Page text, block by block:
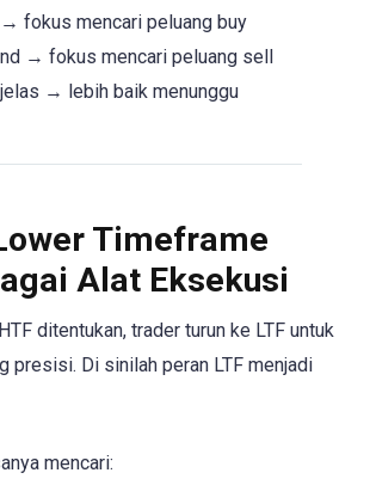
fokus mencari peluang buy
→ fokus mencari peluang sell
→ lebih baik menunggu
Timeframe
Alat Eksekusi
ditentukan, trader turun ke LTF untuk
presisi. Di sinilah peran LTF menjadi
mencari: